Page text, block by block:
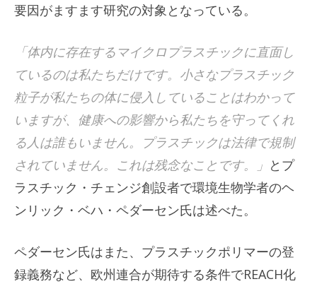
要因がますます研究の対象となっている。
「体内に存在するマイクロプラスチックに直面し
ているのは私たちだけです。小さなプラスチック
粒子が私たちの体に侵入していることはわかって
いますが、健康への影響から私たちを守ってくれ
る人は誰もいません。プラスチックは法律で規制
されていません。これは残念なことです。」 とプ
ラスチック・チェンジ創設者で環境生物学者のヘ
ンリック・ベハ・ペダーセン氏は述べた。
ペダーセン氏はまた、プラスチックポリマーの登
録義務など、欧州連合が期待する条件でREACH化